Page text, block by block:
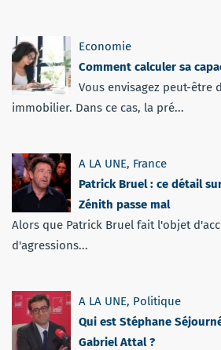
Economie
Comment calculer sa
Vous envisagez peut-être
immobilier. Dans ce cas, la pré...
A LA UNE, France
Patrick Bruel : ce détail
Zénith passe mal
Alors que Patrick Bruel fait l'objet
d'agressions...
A LA UNE, Politique
Qui est Stéphane
Gabriel Attal ?